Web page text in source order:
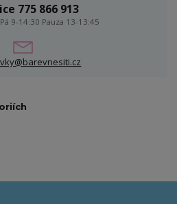
775 866 913
9-14:30 Pauza 13-13:45